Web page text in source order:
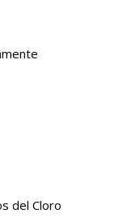
del Cloro